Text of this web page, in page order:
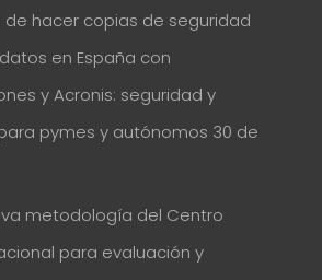
de hacer copias de seguridad
en España con
y Acronis: seguridad y
pymes y autónomos 30 de
metodología del Centro
para evaluación y